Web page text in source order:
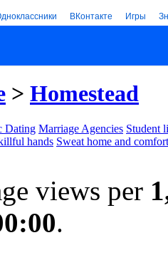
ВКонтакте Игры
> Homestead
Dating Marriage Agencies Student
hands Sweat home and comfort
views per
.